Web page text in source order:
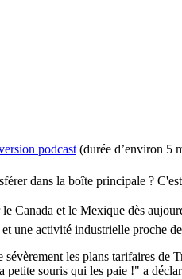
podcast (durée d’environ 5
dans la boîte principale ?
Canada et le Mexique dès
une activité industrielle proche
les plans tarifaires
petite souris qui les paie !" a